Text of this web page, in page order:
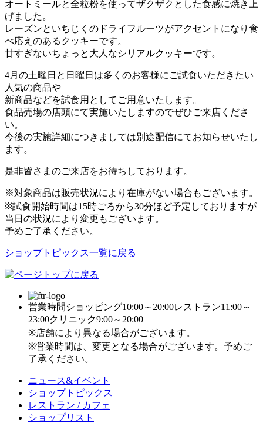
オートミールと全粒粉を使ってザクザクとした食感に焼き上
げました。
レーズンといちじくのドライフルーツがアクセントになり食
べ応えのあるクッキーです。
甘すぎないちょっと大人なシリアルクッキーです。
4月の土曜日と日曜日は多くのお客様にご試食いただきたい
人気の商品や
新商品などを試食用としてご用意いたします。
食品売場の店頭にて実施いたしますのでぜひご来店くださ
い。
今後の実施詳細につきましては別途配信にてお知らせいたし
ます。
是非皆さまのご来店をお待ちしております。
※対象商品は販売状況により在庫がない場合もございます。
※試食開始時間は15時ごろから30分ほど予定しておりますが
当日の状況により変更もございます。
予めご了承ください。
ショップトピックス一覧に戻る
営業時間 ショッピング10:00～20:00レストラン11:00～
23:00クリニック9:00～20:00
※店舗により異なる場合がございます。
※営業時間は、変更となる場合がございます。予めご
了承ください。
ニュース&イベント
ショップトピックス
レストラン / カフェ
ショップリスト